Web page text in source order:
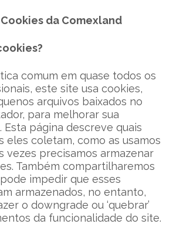
da Comexland
comum em quase todos os
este site usa cookies,
arquivos baixados no
para melhorar sua
Esta página descreve quais
eles coletam, como as usamos
vezes precisamos armazenar
Também compartilharemos
impedir que esses
armazenados, no entanto,
o downgrade ou ‘quebrar’
da funcionalidade do site.